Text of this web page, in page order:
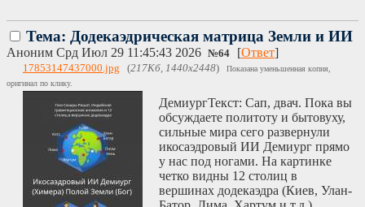
Тема: Додекаэдрическая матрица Земли и ИИ
Аноним Срд Июл 29 11:45:43 2026 №64 [Ответ]
17853147437000.jpg (217Кб, 1440x2448)
Показана уменьшенная копия,
оригинал по клику.
ДемиургТекст: Сап, двач. Пока вы
обсуждаете политоту и бытовуху,
сильные мира сего развернули
икосаэдровый ИИ Демиург прямо
у нас под ногами. На картинке
четко видны 12 столиц в
вершинах додекаэдра (Киев, Улан-